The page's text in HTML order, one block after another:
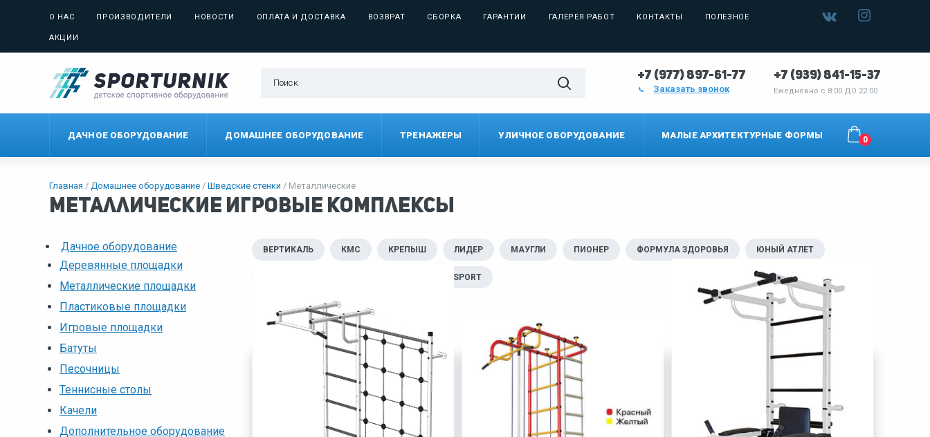
О НАС ПРОИЗВОДИТЕЛИ НОВОСТИ ОПЛАТА И ДОСТАВКА ВОЗВРАТ СБОРКА ГАРАНТИИ ГАЛЕРЕЯ РАБОТ КОНТАКТЫ ПОЛЕЗНОЕ
АКЦИИ
+7 (977) 897-61-77
Заказать звонок
+7 (939) 841-15-37
Ежедневно с 8:00 ДО 22:00
ДАЧНОЕ ОБОРУДОВАНИЕ ДОМАШНЕЕ ОБОРУДОВАНИЕ ТРЕНАЖЕРЫ УЛИЧНОЕ ОБОРУДОВАНИЕ МАЛЫЕ АРХИТЕКТУРНЫЕ ФОРМЫ 0
Главная Домашнее оборудование Шведские стенки Металлические
Металлические игровые комплексы
Дачное оборудование
Деревянные площадки
Металлические площадки
Пластиковые площадки
Игровые площадки
Батуты
Песочницы
Теннисные столы
Качели
Дополнительное оборудование
ВЕРТИКАЛЬ КМС КРЕПЫШ ЛИДЕР МАУГЛИ ПИОНЕР ФОРМУЛА ЗДОРОВЬЯ ЮНЫЙ АТЛЕТ
PERFETTO SPORT
Сортировать По цене